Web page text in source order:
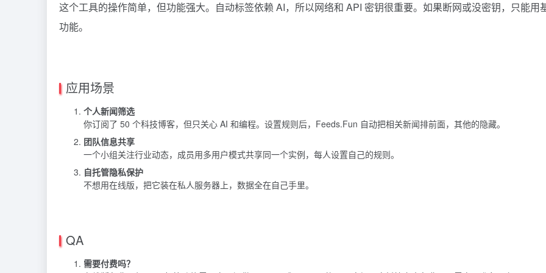
这个工具的操作简单，但功能强大。自动标签依赖 AI，所以网络和 API 密钥很重要。如果断网或没密钥，只能用
功能。
应用场景
个人新闻筛选
你订阅了 50 个科技博客，但只关心 AI 和编程。设置规则后，Feeds.Fun 自动把相关新闻排前面，其他的隐藏。
团队信息共享
一个小组关注行业动态，成员用多用户模式共享同一个实例，每人设置自己的规则。
自托管隐私保护
不想用在线版，把它装在私人服务器上，数据全在自己手里。
QA
需要付费吗？